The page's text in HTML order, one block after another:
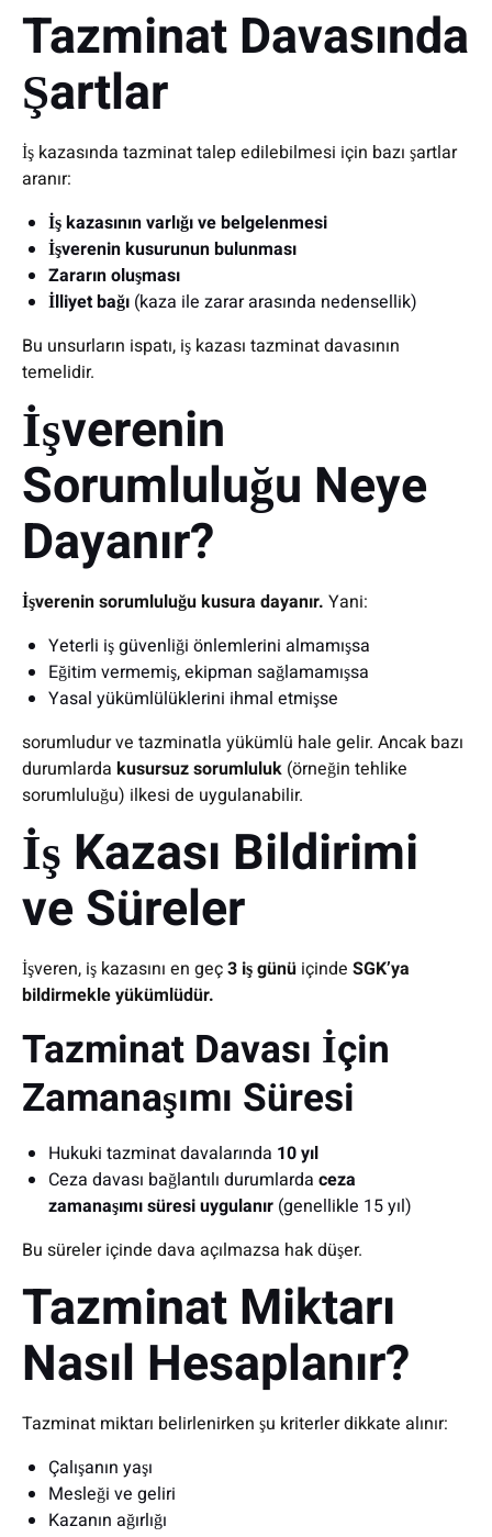
Tazminat Davasında
Şartlar
İş kazasında tazminat talep edilebilmesi için bazı şartlar
aranır:
İş kazasının varlığı ve belgelenmesi
İşverenin kusurunun bulunması
Zararın oluşması
İlliyet bağı (kaza ile zarar arasında nedensellik)
Bu unsurların ispatı, iş kazası tazminat davasının
temelidir.
İşverenin
Sorumluluğu Neye
Dayanır?
İşverenin sorumluluğu kusura dayanır. Yani:
Yeterli iş güvenliği önlemlerini almamışsa
Eğitim vermemiş, ekipman sağlamamışsa
Yasal yükümlülüklerini ihmal etmişse
sorumludur ve tazminatla yükümlü hale gelir. Ancak bazı
durumlarda kusursuz sorumluluk (örneğin tehlike
sorumluluğu) ilkesi de uygulanabilir.
İş Kazası Bildirimi
ve Süreler
İşveren, iş kazasını en geç3 iş günü içinde SGK’ya
bildirmekle yükümlüdür.
Tazminat Davası İçin
Zamanaşımı Süresi
Hukuki tazminat davalarında 10 yıl
Ceza davası bağlantılı durumlarda ceza
zamanaşımı süresi uygulanır (genellikle 15 yıl)
Bu süreler içinde dava açılmazsa hak düşer.
Tazminat Miktarı
Nasıl Hesaplanır?
Tazminat miktarı belirlenirken şu kriterler dikkate alınır:
Çalışanın yaşı
Mesleği ve geliri
Kazanın ağırlığı